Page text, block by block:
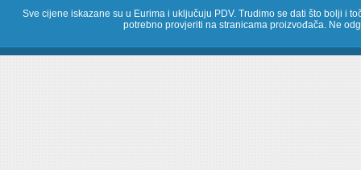
Sve cijene iskazane su u Eurima i uključuju PDV. Trudimo se dati što bolji i
potrebno provjeriti na stranicama proizvođača. Ne